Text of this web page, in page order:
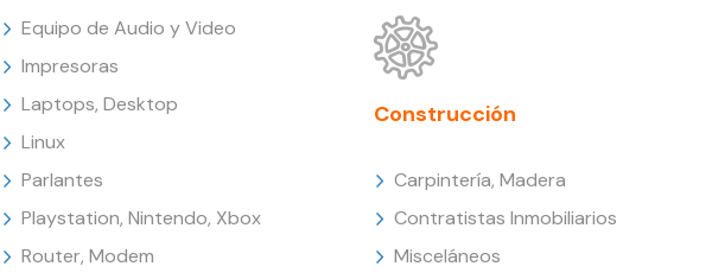
Equipo de Audio y Video
Impresoras
Laptops, Desktop
Linux
Parlantes
Playstation, Nintendo, Xbox
Router, Modem
Construcción
Carpintería, Madera
Contratistas Inmobiliarios
Misceláneos